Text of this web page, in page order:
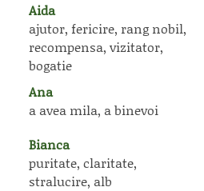
Aida
ajutor, fericire, rang nobil,
recompensa, vizitator,
bogatie
Ana
a avea mila, a binevoi
Bianca
puritate, claritate,
stralucire, alb